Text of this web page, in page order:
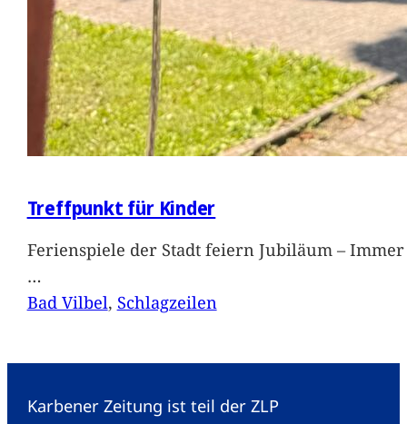
Treffpunkt für Kinder
Ferienspiele der Stadt feiern Jubiläum –
…
Bad Vilbel, Schlagzeilen
Karbener Zeitung ist teil der ZLP